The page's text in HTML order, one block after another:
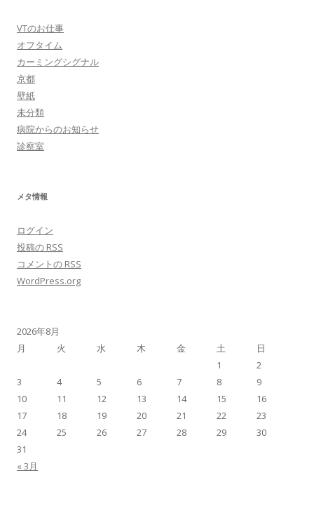
VTのお仕事
オフタイム
カーミングシグナル
京都
壁紙
未分類
病院からのお知らせ
診察室
メタ情報
ログイン
投稿の RSS
コメントの RSS
WordPress.org
2026年8月
月
火 水 木 金 土 日
« 3月
1
2
3
4 5 6 7 8
9
10
11 12 13 14 15
16
17
18 19 20 21 22
23
24
25 26 27 28 29
30
31